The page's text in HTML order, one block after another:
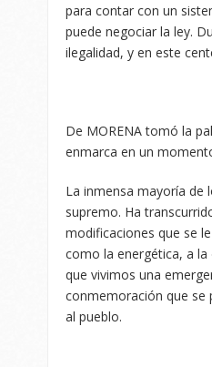
para contar con un
puede negociar la ley.
ilegalidad, y en este
De MORENA tomó la
enmarca en un
La inmensa mayoría de
supremo. Ha
modificaciones que se
como la energética, a
que vivimos una
conmemoración que se
al pueblo.